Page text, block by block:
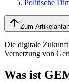
Politische
Zum
Die digitale
Vernetzung von
Was ist